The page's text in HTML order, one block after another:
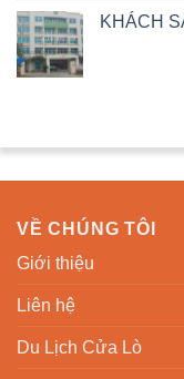
KHÁCH
VỀ CHÚNG TÔI
Giới thiệu
Liên hệ
Du Lịch Cửa Lò